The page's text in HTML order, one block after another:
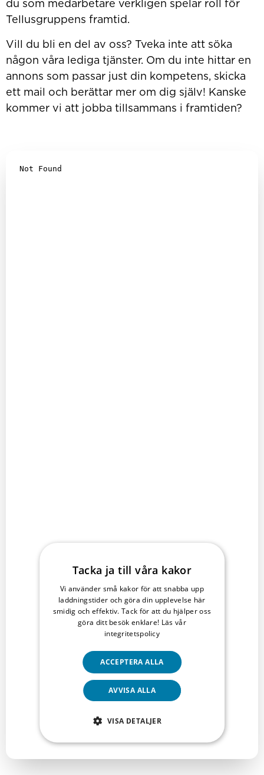
du som medarbetare verkligen spelar roll för
Tellusgruppens framtid.
Vill du bli en del av oss? Tveka inte att söka
någon våra lediga tjänster. Om du inte hittar en
annons som passar just din kompetens, skicka
ett mail och berättar mer om dig själv! Kanske
kommer vi att jobba tillsammans i framtiden?
Tacka ja till våra kakor
Vi använder små kakor för att snabba upp
laddningstider och göra din upplevelse här
smidig och effektiv. Tack för att du hjälper oss
göra ditt besök enklare! Läs vår
integritetspolicy
ACCEPTERA ALLA
AVVISA ALLA
VISA DETALJER